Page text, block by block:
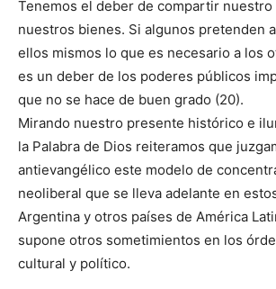
Tenemos el deber de compartir nuestro
nuestros bienes. Si algunos pretenden
ellos mismos lo que es necesario a los
es un deber de los poderes públicos
que no se hace de buen grado (20).
Mirando nuestro presente histórico e
la Palabra de Dios reiteramos que
antievangélico este modelo de
neoliberal que se lleva adelante en
Argentina y otros países de América
supone otros sometimientos en los
cultural y político.